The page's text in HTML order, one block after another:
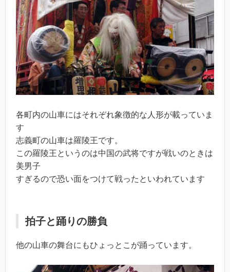
各町内の山車にはそれぞれ象徴的な人形が載っていま
す
志義町の山車は羅陵王です。
この羅陵王というのは中国の武将ですが戦いのときは
美男子
すぎるので恐い面をつけて戦ったといわれています
拍子と踊りの勝負
他の山車の舞台にもひょっとこが踊っています。